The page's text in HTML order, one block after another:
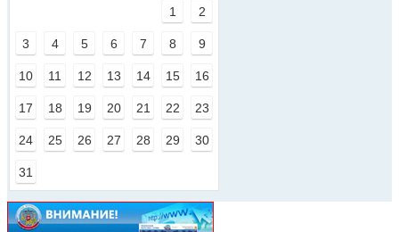
1 2
3 4 5 6 7 8 9
10 11 12 13 14 15 16
17 18 19 20 21 22 23
24 25 26 27 28 29 30
31